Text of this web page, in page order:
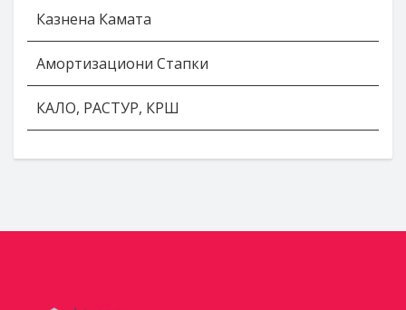
Казнена Камата
Амортизациони Стапки
КАЛО, РАСТУР, КРШ